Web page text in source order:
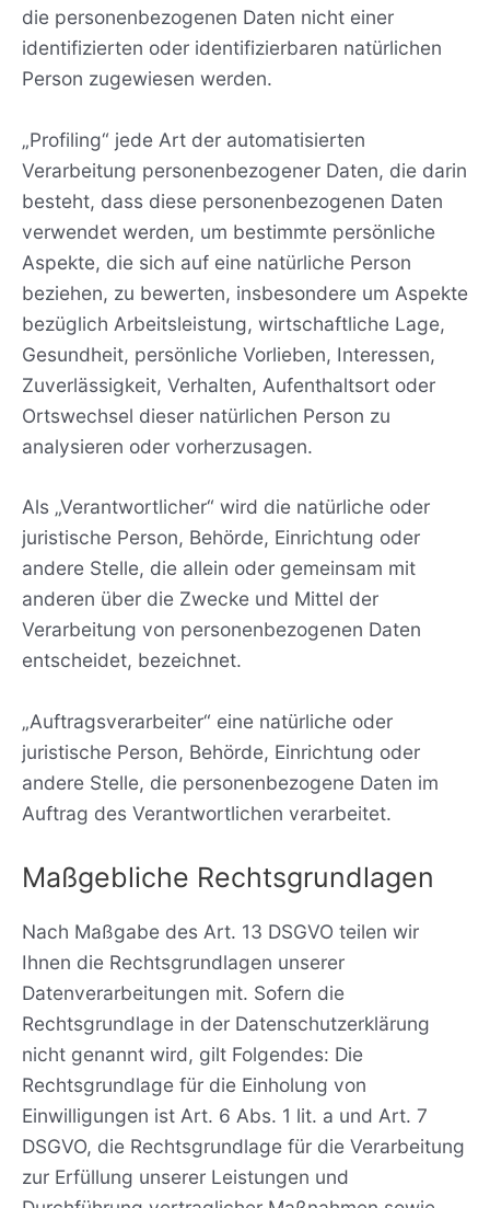
die personenbezogenen Daten nicht einer
identifizierten oder identifizierbaren natürlichen
Person zugewiesen werden.
„Profiling“ jede Art der automatisierten
Verarbeitung personenbezogener Daten, die darin
besteht, dass diese personenbezogenen Daten
verwendet werden, um bestimmte persönliche
Aspekte, die sich auf eine natürliche Person
beziehen, zu bewerten, insbesondere um Aspekte
bezüglich Arbeitsleistung, wirtschaftliche Lage,
Gesundheit, persönliche Vorlieben, Interessen,
Zuverlässigkeit, Verhalten, Aufenthaltsort oder
Ortswechsel dieser natürlichen Person zu
analysieren oder vorherzusagen.
Als „Verantwortlicher“ wird die natürliche oder
juristische Person, Behörde, Einrichtung oder
andere Stelle, die allein oder gemeinsam mit
anderen über die Zwecke und Mittel der
Verarbeitung von personenbezogenen Daten
entscheidet, bezeichnet.
„Auftragsverarbeiter“ eine natürliche oder
juristische Person, Behörde, Einrichtung oder
andere Stelle, die personenbezogene Daten im
Auftrag des Verantwortlichen verarbeitet.
Maßgebliche Rechtsgrundlagen
Nach Maßgabe des Art. 13 DSGVO teilen wir
Ihnen die Rechtsgrundlagen unserer
Datenverarbeitungen mit. Sofern die
Rechtsgrundlage in der Datenschutzerklärung
nicht genannt wird, gilt Folgendes: Die
Rechtsgrundlage für die Einholung von
Einwilligungen ist Art. 6 Abs. 1 lit. a und Art. 7
DSGVO, die Rechtsgrundlage für die Verarbeitung
zur Erfüllung unserer Leistungen und